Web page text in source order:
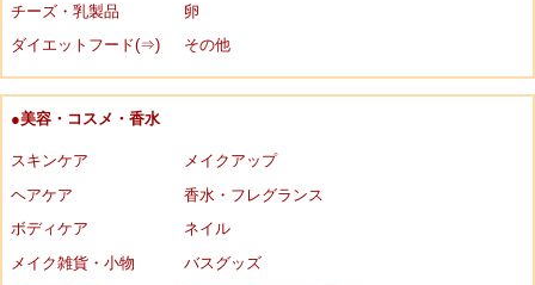
チーズ・乳製品
卵
ダイエットフード(⇒)
その他
●美容・コスメ・香水
スキンケア
メイクアップ
ヘアケア
香水・フレグランス
ボディケア
ネイル
メイク雑貨・小物
バスグッズ